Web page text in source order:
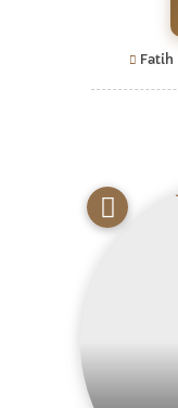
Fatih